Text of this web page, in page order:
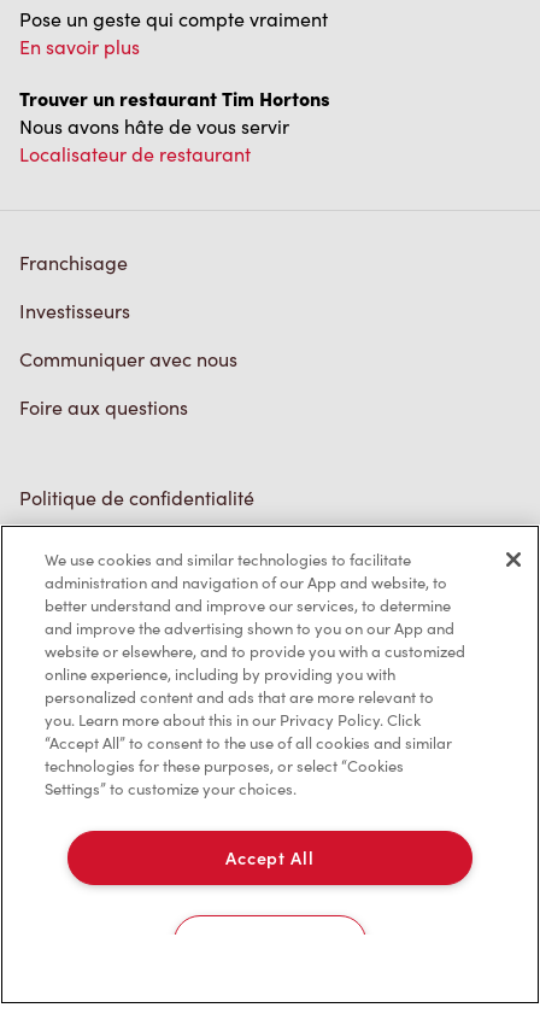
Pose un geste qui compte vraiment
En savoir plus
Trouver un restaurant Tim Hortons
Nous avons hâte de vous servir
Localisateur de restaurant
Franchisage
Investisseurs
Communiquer avec nous
Foire aux questions
Politique de confidentialité
Marques de commerce
Accessibilité
Diagnostic
Contactez-nous
TM & © Tim Hortons, 2023
We use cookies and similar technologies to facilitate
administration and navigation of our App and website, to
better understand and improve our services, to determine
and improve the advertising shown to you on our App and
website or elsewhere, and to provide you with a customized
online experience, including by providing you with
personalized content and ads that are more relevant to
you. Learn more about this in our Privacy Policy. Click
“Accept All” to consent to the use of all cookies and similar
technologies for these purposes, or select “Cookies
Settings” to customize your choices.
Accept All